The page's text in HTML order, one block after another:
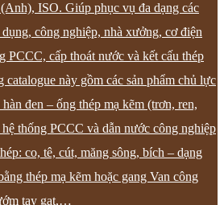
ISO. Giúp phục vụ đa dạng các
công nghiệp, nhà xưởng, cơ điện
PCCC, cấp thoát nước và kết cấu thép
catalogue này gồm các sản phẩm chủ lực
đen – ống thép mạ kẽm (trơn, ren,
thống PCCC và dẫn nước công nghiệp
co, tê, cút, măng sông, bích – dạng
thép mạ kẽm hoặc gang Van công
tay gạt,…